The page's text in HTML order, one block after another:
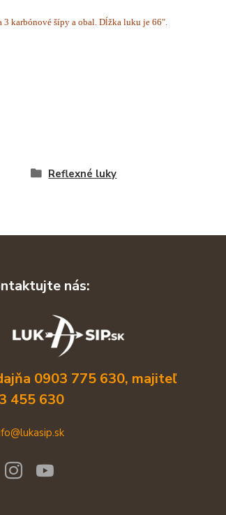
karbónové šípy a obal. Dĺžka luku je 66".
Reflexné luky
nás:
0903 775 630, majiteľ
455 630